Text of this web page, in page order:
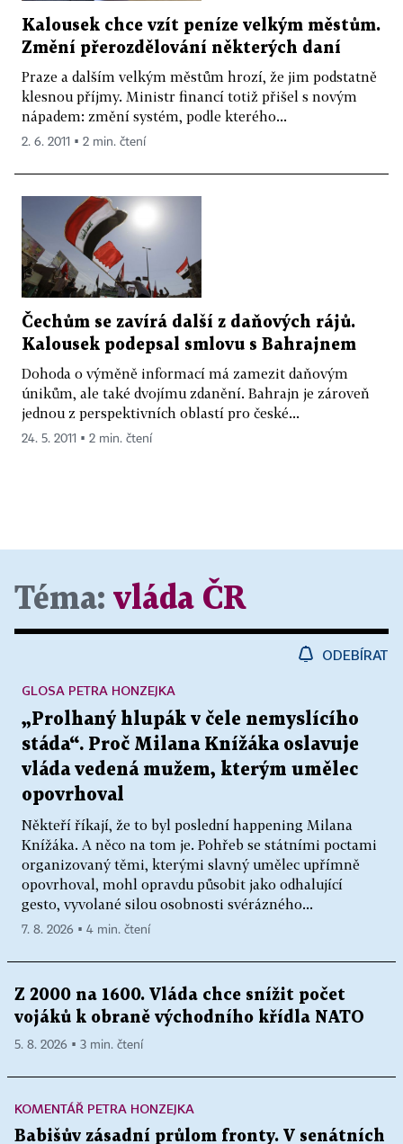
Kalousek chce vzít peníze velkým městům.
Změní přerozdělování některých daní
Praze a dalším velkým městům hrozí, že jim podstatně
klesnou příjmy. Ministr financí totiž přišel s novým
nápadem: změní systém, podle kterého...
2. 6. 2011 ▪ 2 min. čtení
Čechům se zavírá další z daňových rájů.
Kalousek podepsal smlovu s Bahrajnem
Dohoda o výměně informací má zamezit daňovým
únikům, ale také dvojímu zdanění. Bahrajn je zároveň
jednou z perspektivních oblastí pro české...
24. 5. 2011 ▪ 2 min. čtení
Téma: vláda ČR
ODEBÍRAT
„Prolhaný hlupák v čele nemyslícího
stáda“. Proč Milana Knížáka oslavuje
vláda vedená mužem, kterým umělec
opovrhoval
Někteří říkají, že to byl poslední happening Milana
Knížáka. A něco na tom je. Pohřeb se státními poctami
organizovaný těmi, kterými slavný umělec upřímně
opovrhoval, mohl opravdu působit jako odhalující
gesto, vyvolané silou osobnosti svérázného...
GLOSA PETRA HONZEJKA
7. 8. 2026 ▪ 4 min. čtení
Z 2000 na 1600. Vláda chce snížit počet
vojáků k obraně východního křídla NATO
5. 8. 2026 ▪ 3 min. čtení
KOMENTÁŘ PETRA HONZEJKA
Babišův zásadní průlom fronty. V senátních